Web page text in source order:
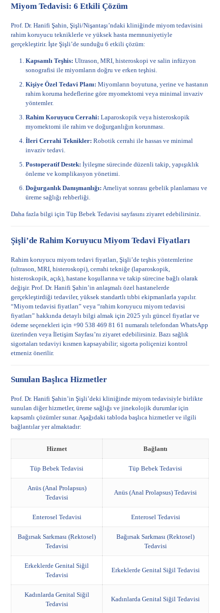
Miyom Tedavisi: 6 Etkili Çözüm
Prof. Dr. Hanifi Şahin, Şişli/Nişantaşı’ndaki kliniğinde miyom tedavisini
rahim koruyucu tekniklerle ve yüksek hasta memnuniyetiyle
gerçekleştirir. İşte Şişli’de sunduğu 6 etkili çözüm:
Kapsamlı Teşhis: Ultrason, MRI, histeroskopi ve salin infüzyon
sonografisi ile miyomların doğru ve erken teşhisi.
Kişiye Özel Tedavi Planı: Miyomların boyutuna, yerine ve hastanın
rahim koruma hedeflerine göre myomektomi veya minimal invaziv
yöntemler.
Rahim Koruyucu Cerrahi: Laparoskopik veya histeroskopik
myomektomi ile rahim ve doğurganlığın korunması.
İleri Cerrahi Teknikler: Robotik cerrahi ile hassas ve minimal
invaziv tedavi.
Postoperatif Destek: İyileşme sürecinde düzenli takip, yapışıklık
önleme ve komplikasyon yönetimi.
Doğurganlık Danışmanlığı: Ameliyat sonrası gebelik planlaması ve
üreme sağlığı rehberliği.
Daha fazla bilgi içinTüp Bebek Tedavisi sayfasını ziyaret edebilirsiniz.
Şişli’de Rahim Koruyucu Miyom Tedavi Fiyatları
Rahim koruyucu miyom tedavi fiyatları, Şişli’de teşhis yöntemlerine
(ultrason, MRI, histeroskopi), cerrahi tekniğe (laparoskopik,
histeroskopik, açık), hastane koşullarına ve takip sürecine bağlı olarak
değişir. Prof. Dr. Hanifi Şahin’in anlaşmalı özel hastanelerde
gerçekleştirdiği tedaviler, yüksek standartlı tıbbi ekipmanlarla yapılır.
“Miyom tedavisi fiyatları” veya “rahim koruyucu miyom tedavisi
fiyatları” hakkında detaylı bilgi almak için 2025 yılı güncel fiyatlar ve
ödeme seçenekleri için +90 538 469 81 61 numaralı telefondan WhatsApp
üzerinden veyaİletişim Sayfası’nı ziyaret edebilirsiniz. Bazı sağlık
sigortaları tedaviyi kısmen kapsayabilir; sigorta poliçenizi kontrol
etmeniz önerilir.
Sunulan Başlıca Hizmetler
Prof. Dr. Hanifi Şahin’in Şişli’deki kliniğinde miyom tedavisiyle birlikte
sunulan diğer hizmetler, üreme sağlığı ve jinekolojik durumlar için
kapsamlı çözümler sunar. Aşağıdaki tabloda başlıca hizmetler ve ilgili
bağlantılar yer almaktadır:
Hizmet Bağlantı
Tüp Bebek Tedavisi Tüp Bebek Tedavisi
Anüs (Anal Prolapsus)
Tedavisi
Anüs (Anal Prolapsus) Tedavisi
Enterosel Tedavisi Enterosel Tedavisi
Bağırsak Sarkması (Rektosel)
Tedavisi
Bağırsak Sarkması (Rektosel)
Tedavisi
Erkeklerde Genital Siğil
Tedavisi
Erkeklerde Genital Siğil Tedavisi
Kadınlarda Genital Siğil
Tedavisi
Kadınlarda Genital Siğil Tedavisi